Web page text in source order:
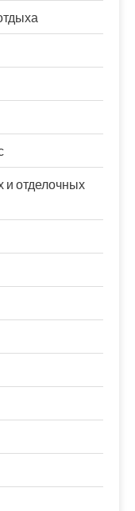
и отделочных